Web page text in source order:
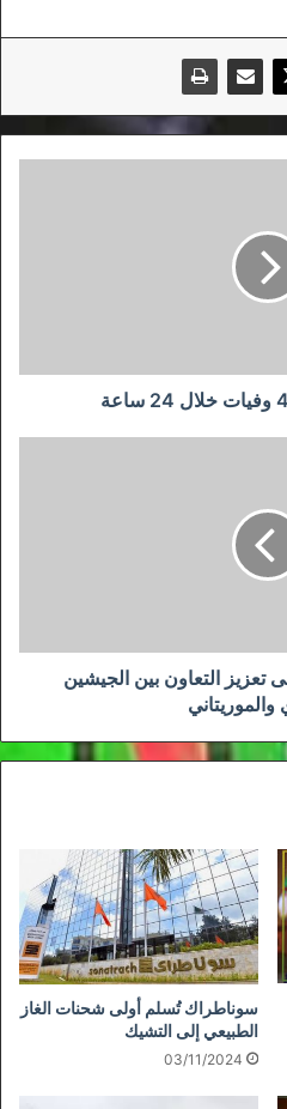
تعزيز التعاون بين الجيشين
والموريتاني
سوناطراك تُسلم أولى شحنات الغاز
الطبيعي إلى التشيك
03/11/2024